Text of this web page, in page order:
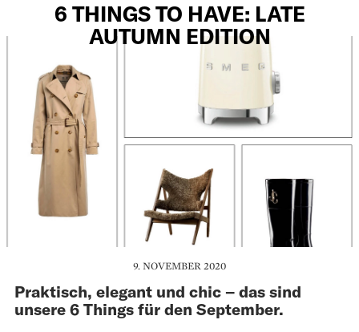
6 THINGS TO HAVE: LATE
AUTUMN EDITION
9. NOVEMBER 2020
Praktisch, elegant und chic – das sind
unsere 6 Things für den September.